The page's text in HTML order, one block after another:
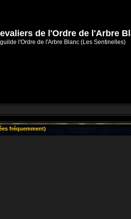
de l'Ordre de l'Arbre
l'Ordre de l'Arbre Blanc (Les Sentinelles)
fréquemment)